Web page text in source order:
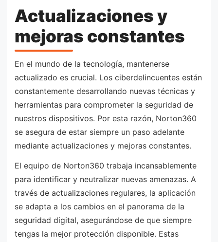
Actualizaciones y
mejoras constantes
En el mundo de la tecnología, mantenerse
actualizado es crucial. Los ciberdelincuentes están
constantemente desarrollando nuevas técnicas y
herramientas para comprometer la seguridad de
nuestros dispositivos. Por esta razón, Norton360
se asegura de estar siempre un paso adelante
mediante actualizaciones y mejoras constantes.
El equipo de Norton360 trabaja incansablemente
para identificar y neutralizar nuevas amenazas. A
través de actualizaciones regulares, la aplicación
se adapta a los cambios en el panorama de la
seguridad digital, asegurándose de que siempre
tengas la mejor protección disponible. Estas